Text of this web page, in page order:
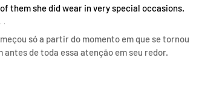
them she did wear in very special occasions.
só a partir do momento em que se tornou
de toda essa atenção em seu redor.